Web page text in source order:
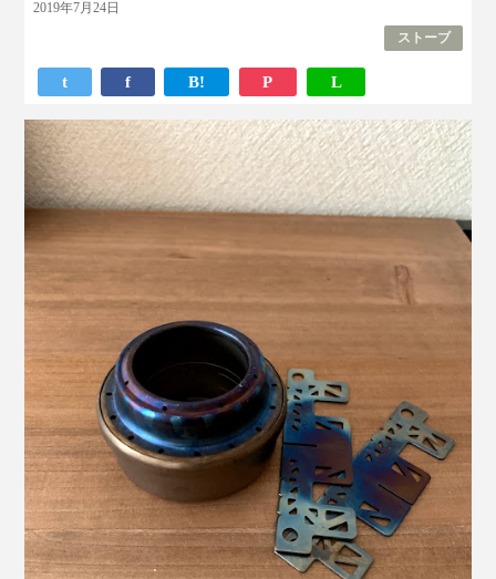
2019年7月24日
ストーブ
t f B! P L